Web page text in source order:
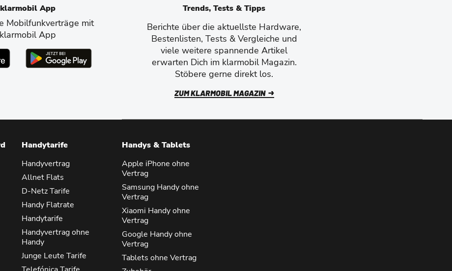
App
Mobilfunkverträge mit
App
Trends, Tests & Tipps
Berichte über die aktuellste Hardware,
Bestenlisten, Tests & Vergleiche und
viele weitere spannende Artikel
erwarten Dich im klarmobil Magazin.
Stöbere gerne direkt los.
ZUM KLARMOBIL MAGAZIN
Handytarife
Handyvertrag
Allnet Flats
D-Netz Tarife
Handy Flatrate
Handytarife
Handyvertrag ohne
Handy
Junge Leute Tarife
Handys & Tablets
Apple iPhone ohne
Vertrag
Samsung Handy ohne
Vertrag
Xiaomi Handy ohne
Vertrag
Google Handy ohne
Vertrag
Tablets ohne Vertrag